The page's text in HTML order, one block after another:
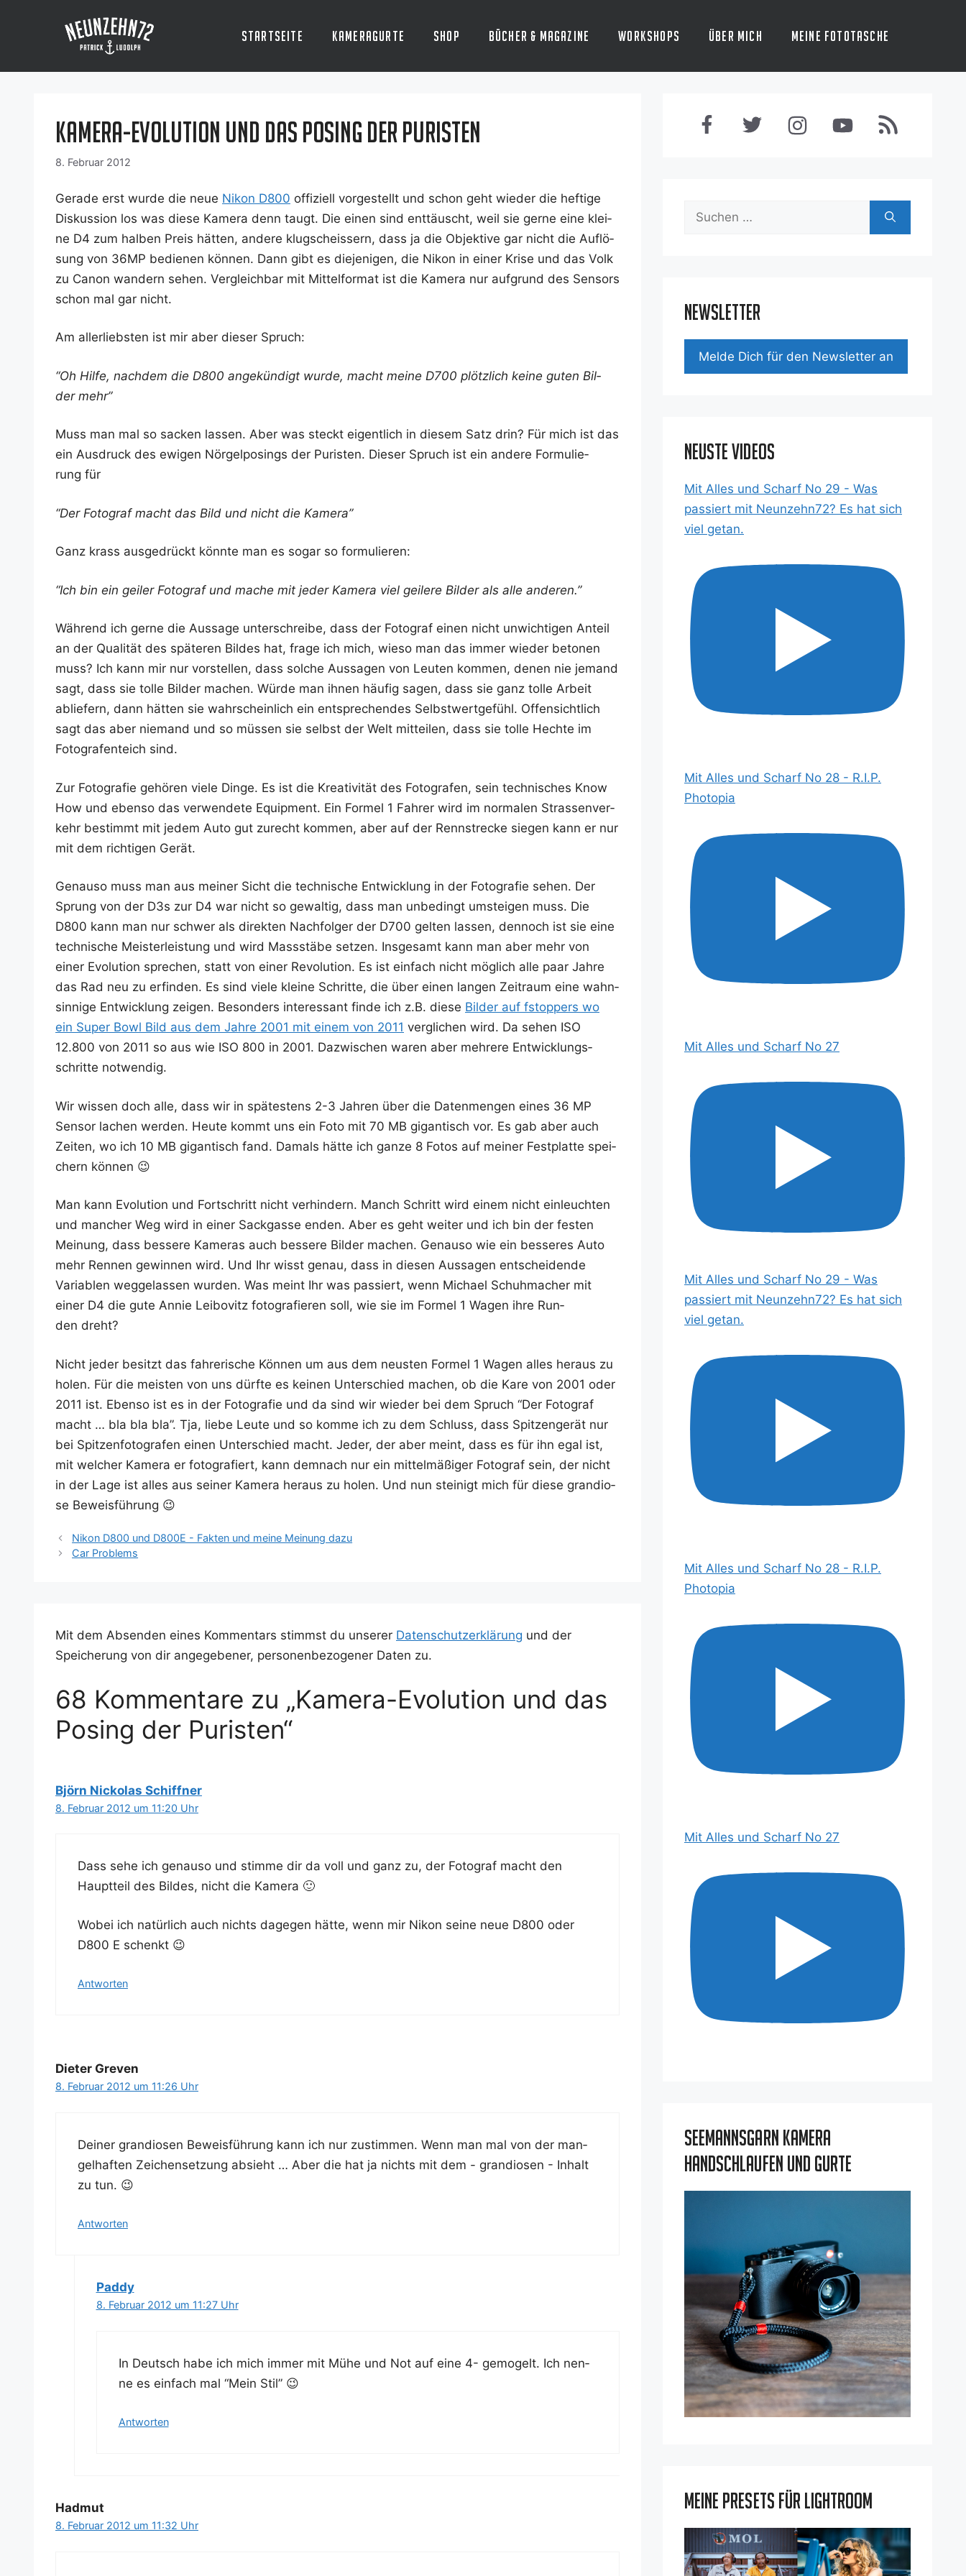
Startseite Kameragurte Shop Bücher & Magazine Workshops Über mich Meine Fototasche
Kamera-Evolution und das Posing der Puristen
8. Februar 2012
Gera­de erst wur­de die neue Nikon D800 offi­zi­ell vor­ge­stellt und schon geht wie­der die hef­ti­ge
Dis­kus­si­on los was die­se Kame­ra denn taugt. Die einen sind ent­täuscht, weil sie ger­ne eine klei­
ne D4 zum hal­ben Preis hät­ten, ande­re klug­scheis­sern, dass ja die Objek­ti­ve gar nicht die Auf­lö­
sung von 36MP bedie­nen kön­nen. Dann gibt es die­je­ni­gen, die Nikon in einer Kri­se und das Volk
zu Canon wan­dern sehen. Ver­gleich­bar mit Mit­tel­for­mat ist die Kame­ra nur auf­grund des Sen­sors
schon mal gar nicht.
Am aller­liebs­ten ist mir aber die­ser Spruch:
“Oh Hil­fe, nach­dem die D800 ange­kün­digt wur­de, macht mei­ne D700 plötz­lich kei­ne guten Bil­
der mehr”
Muss man mal so sacken las­sen. Aber was steckt eigent­lich in die­sem Satz drin? Für mich ist das
ein Aus­druck des ewi­gen Nör­gel­po­sings der Puris­ten. Die­ser Spruch ist ein ande­re For­mu­lie­
rung für
“Der Foto­graf macht das Bild und nicht die Kamera”
Ganz krass aus­ge­drückt könn­te man es sogar so formulieren:
“Ich bin ein gei­ler Foto­graf und mache mit jeder Kame­ra viel gei­le­re Bil­der als alle anderen.”
Wäh­rend ich ger­ne die Aus­sa­ge unter­schrei­be, dass der Foto­graf einen nicht unwich­ti­gen Anteil
an der Qua­li­tät des spä­te­ren Bil­des hat, fra­ge ich mich, wie­so man das immer wie­der beto­nen
muss? Ich kann mir nur vor­stel­len, dass sol­che Aus­sa­gen von Leu­ten kom­men, denen nie jemand
sagt, dass sie tol­le Bil­der machen. Wür­de man ihnen häu­fig sagen, dass sie ganz tol­le Arbeit
ablie­fern, dann hät­ten sie wahr­schein­lich ein ent­spre­chen­des Selbst­wert­ge­fühl. Offen­sicht­lich
sagt das aber nie­mand und so müs­sen sie selbst der Welt mit­tei­len, dass sie tol­le Hech­te im
Foto­gra­fen­teich sind.
Zur Foto­gra­fie gehö­ren vie­le Din­ge. Es ist die Krea­ti­vi­tät des Foto­gra­fen, sein tech­ni­sches Know
How und eben­so das ver­wen­de­te Equip­ment. Ein For­mel 1 Fah­rer wird im nor­ma­len Stras­sen­ver­
kehr bestimmt mit jedem Auto gut zurecht kom­men, aber auf der Renn­stre­cke sie­gen kann er nur
mit dem rich­ti­gen Gerät.
Genau­so muss man aus mei­ner Sicht die tech­ni­sche Ent­wick­lung in der Foto­gra­fie sehen. Der
Sprung von der D3s zur D4 war nicht so gewal­tig, dass man unbe­dingt umstei­gen muss. Die
D800 kann man nur schwer als direk­ten Nach­fol­ger der D700 gel­ten las­sen, den­noch ist sie eine
tech­ni­sche Meis­ter­leis­tung und wird Mass­stä­be set­zen. Ins­ge­samt kann man aber mehr von
einer Evo­lu­ti­on spre­chen, statt von einer Revo­lu­ti­on. Es ist ein­fach nicht mög­lich alle paar Jah­re
das Rad neu zu erfin­den. Es sind vie­le klei­ne Schrit­te, die über einen lan­gen Zeit­raum eine wahn­
sin­ni­ge Ent­wick­lung zei­gen. Beson­ders inter­es­sant fin­de ich z.B. die­se Bil­der auf fstop­pers wo
ein Super Bowl Bild aus dem Jah­re 2001 mit einem von 2011 ver­gli­chen wird. Da sehen ISO
12.800 von 2011 so aus wie ISO 800 in 2001. Dazwi­schen waren aber meh­re­re Ent­wick­lungs­
schrit­te notwendig.
Wir wis­sen doch alle, dass wir in spä­tes­tens 2-3 Jah­ren über die Daten­men­gen eines 36 MP
Sen­sor lachen wer­den. Heu­te kommt uns ein Foto mit 70 MB gigan­tisch vor. Es gab aber auch
Zei­ten, wo ich 10 MB gigan­tisch fand. Damals hät­te ich gan­ze 8 Fotos auf mei­ner Fest­plat­te spei­
chern können 😉
Man kann Evo­lu­ti­on und Fort­schritt nicht ver­hin­dern. Manch Schritt wird einem nicht ein­leuch­ten
und man­cher Weg wird in einer Sack­gas­se enden. Aber es geht wei­ter und ich bin der fes­ten
Mei­nung, dass bes­se­re Kame­ras auch bes­se­re Bil­der machen. Genau­so wie ein bes­se­res Auto
mehr Ren­nen gewin­nen wird. Und Ihr wisst genau, dass in die­sen Aus­sa­gen ent­schei­den­de
Varia­blen weg­ge­las­sen wur­den. Was meint Ihr was pas­siert, wenn Micha­el Schuh­ma­cher mit
einer D4 die gute Annie Lei­bo­vitz foto­gra­fie­ren soll, wie sie im For­mel 1 Wagen ihre Run­
den dreht?
Nicht jeder besitzt das fah­re­ri­sche Kön­nen um aus dem neus­ten For­mel 1 Wagen alles her­aus zu
holen. Für die meis­ten von uns dürf­te es kei­nen Unter­schied machen, ob die Kare von 2001 oder
2011 ist. Eben­so ist es in der Foto­gra­fie und da sind wir wie­der bei dem Spruch “Der Foto­graf
macht … bla bla bla”. Tja, lie­be Leu­te und so kom­me ich zu dem Schluss, dass Spit­zen­ge­rät nur
bei Spit­zen­fo­to­gra­fen einen Unter­schied macht. Jeder, der aber meint, dass es für ihn egal ist,
mit wel­cher Kame­ra er foto­gra­fiert, kann dem­nach nur ein mit­tel­mä­ßi­ger Foto­graf sein, der nicht
in der Lage ist alles aus sei­ner Kame­ra her­aus zu holen. Und nun stei­nigt mich für die­se gran­dio­
se Beweisführung 😉
Nikon D800 und D800E - Fakten und meine Meinung dazu
Car Problems
Mit dem Absenden eines Kommentars stimmst du unserer Datenschutzerklärung und der
Speicherung von dir angegebener, personenbezogener Daten zu.
68 Kommentare zu „Kamera-Evolution und das
Posing der Puristen“
Björn Nickolas Schiffner
8. Februar 2012 um 11:20 Uhr
Dass sehe ich genau­so und stim­me dir da voll und ganz zu, der Foto­graf macht den
Haupt­teil des Bil­des, nicht die Kamera 🙂
Wobei ich natür­lich auch nichts dage­gen hät­te, wenn mir Nikon sei­ne neue D800 oder
D800 E schenkt 😉
Antworten
Dieter Greven
8. Februar 2012 um 11:26 Uhr
Dei­ner gran­dio­sen Beweis­füh­rung kann ich nur zustim­men. Wenn man mal von der man­
gel­haf­ten Zei­chen­set­zung absieht … Aber die hat ja nichts mit dem - gran­dio­sen - Inhalt
zu tun. 😉
Antworten
Paddy
8. Februar 2012 um 11:27 Uhr
In Deutsch habe ich mich immer mit Mühe und Not auf eine 4- gemo­gelt. Ich nen­
ne es ein­fach mal “Mein Stil” 😉
Antworten
Hadmut
8. Februar 2012 um 11:32 Uhr
Suchen
Newsletter
Mel­de Dich für den News­let­ter an
Neuste Videos
Mit Alles und Scharf No 29 - Was
passiert mit Neunzehn72? Es hat sich
viel getan.
Mit Alles und Scharf No 28 - R.I.P.
Photopia
Mit Alles und Scharf No 27
Mit Alles und Scharf No 29 - Was
passiert mit Neunzehn72? Es hat sich
viel getan.
Mit Alles und Scharf No 28 - R.I.P.
Photopia
Mit Alles und Scharf No 27
Seemannsgarn Kamera
Handschlaufen und Gurte
Meine Presets für Lightroom